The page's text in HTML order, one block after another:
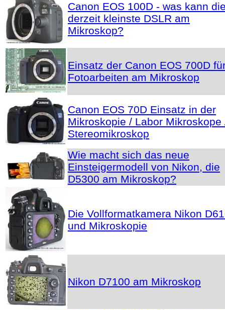
Canon EOS 100D - was kann
derzeit kleinste DSLR am
Mikroskop?
Einsatz der Canon EOS 700D
Fotoarbeiten am Mikroskop
Canon EOS 70D Einsatz in der
Mikroskopie / Labor Mikroskope
Stereomikroskop
Wie macht sich das neue
Einsteigermodell von Nikon, die
D5300 am Mikroskop?
Die Vollformatkamera Nikon
und Mikroskopie
Nikon D7100 am Mikroskop